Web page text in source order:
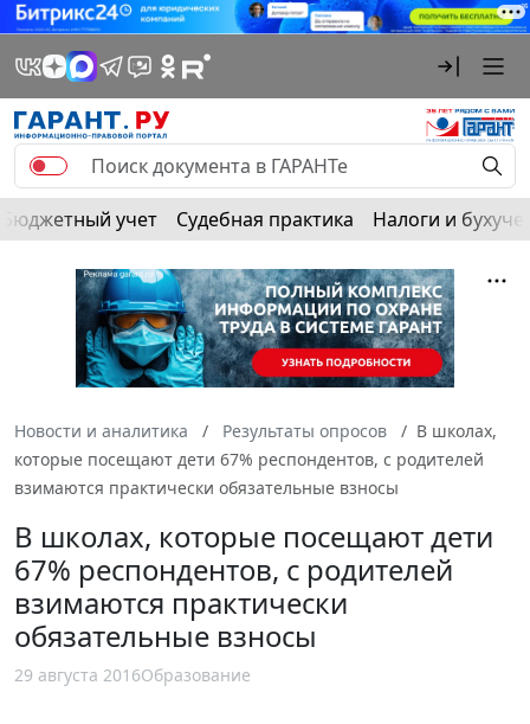
Бюджетный учет Судебная практика Налоги и
Новости и аналитика Результаты опросов
В школах,
которые посещают дети 67% респондентов, с родителей
взимаются практически обязательные взносы
В школах, которые посещают дети
67% респондентов, с родителей
взимаются практически
обязательные взносы
29 августа 2016Образование